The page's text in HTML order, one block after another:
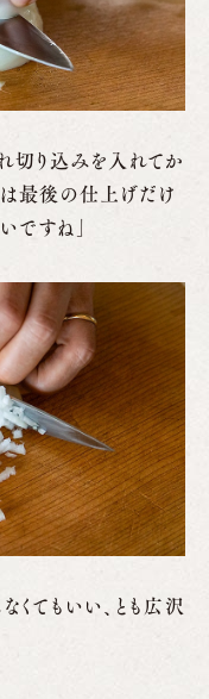
れ切り込みを入れてか
は最後の仕上げだけ
ですね」
くてもいい、とも広沢